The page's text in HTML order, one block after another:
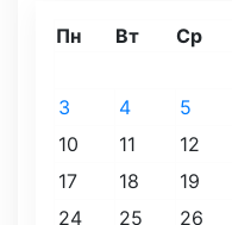
Пн Вт Ср
3
4 5
10
11 12
17
18 19
24
25 26